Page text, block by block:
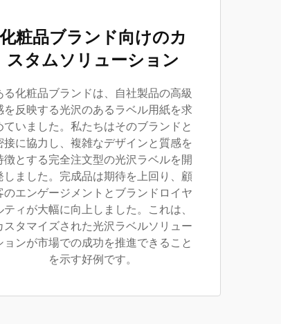
化粧品ブランド向けのカ
スタムソリューション
る化粧品ブランドは、自社製品の高級
を反映する光沢のあるラベル用紙を求
ていました。私たちはそのブランドと
接に協力し、複雑なデザインと質感を
徴とする完全注文型の光沢ラベルを開
しました。完成品は期待を上回り、顧
のエンゲージメントとブランドロイヤ
ティが大幅に向上しました。これは、
スタマイズされた光沢ラベルソリュー
ョンが市場での成功を推進できること
を示す好例です。